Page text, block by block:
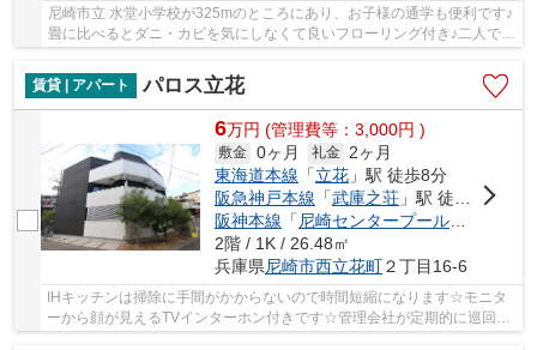
尼崎市立 水堂小学校が325mのところにあり、お子様の通学も便利です♪
畳に比べるとダニ・カビを気にしなくて良いフローリング付き♪二人で入
賃貸 | アパート
パロス立花
6万円 (管理費等：3,000円 )
敷金 0ヶ月 礼金 2ヶ月
東海道本線 「立花」駅 徒歩8分
阪急神戸本線 「武庫之荘」駅 徒歩33分
阪神本線 「 尼崎センタープール前
2階 / 1K / 26.48㎡
兵庫県尼崎市西立花町２丁目16-6
IHキッチンは掃除に手間がかからないので時間短縮になります☆モニタ
ーから顔が見えるTVインターホン付きです☆管理会社が定期的に巡回し